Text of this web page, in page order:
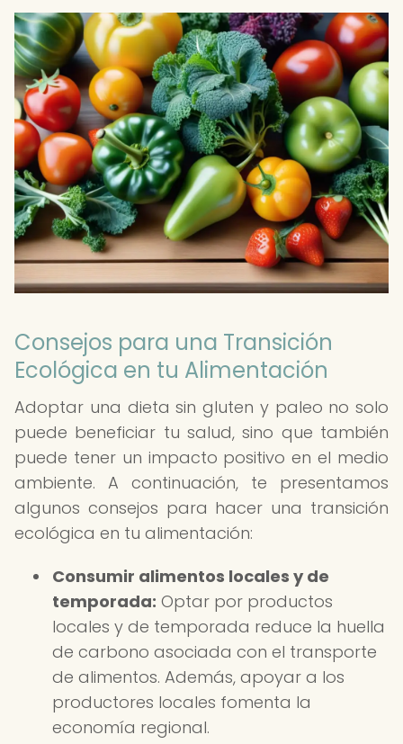
Consejos para una Transición
Ecológica en tu Alimentación
Adoptar una dieta sin gluten y paleo no solo
puede beneficiar tu salud, sino que también
puede tener un impacto positivo en el medio
ambiente. A continuación, te presentamos
algunos consejos para hacer una transición
ecológica en tu alimentación:
Consumir alimentos locales y de
temporada: Optar por productos
locales y de temporada reduce la huella
de carbono asociada con el transporte
de alimentos. Además, apoyar a los
productores locales fomenta la
economía regional.